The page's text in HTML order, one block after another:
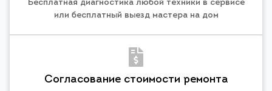
Бесплатная диагностика любой техники в сервисе
или бесплатный выезд мастера на дом
Согласование стоимости ремонта